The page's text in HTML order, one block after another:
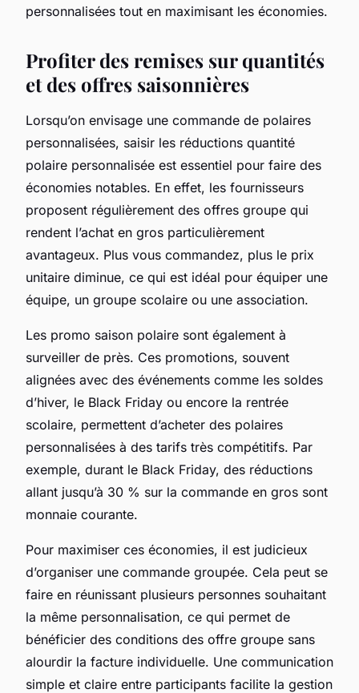
personnalisées tout en maximisant les économies.
Profiter des remises sur quantités
et des offres saisonnières
Lorsqu’on envisage une commande de polaires
personnalisées, saisir les réductions quantité
polaire personnalisée est essentiel pour faire des
économies notables. En effet, les fournisseurs
proposent régulièrement des offres groupe qui
rendent l’achat en gros particulièrement
avantageux. Plus vous commandez, plus le prix
unitaire diminue, ce qui est idéal pour équiper une
équipe, un groupe scolaire ou une association.
Les promo saison polaire sont également à
surveiller de près. Ces promotions, souvent
alignées avec des événements comme les soldes
d’hiver, le Black Friday ou encore la rentrée
scolaire, permettent d’acheter des polaires
personnalisées à des tarifs très compétitifs. Par
exemple, durant le Black Friday, des réductions
allant jusqu’à 30 % sur la commande en gros sont
monnaie courante.
Pour maximiser ces économies, il est judicieux
d’organiser une commande groupée. Cela peut se
faire en réunissant plusieurs personnes souhaitant
la même personnalisation, ce qui permet de
bénéficier des conditions des offre groupe sans
alourdir la facture individuelle. Une communication
simple et claire entre participants facilite la gestion